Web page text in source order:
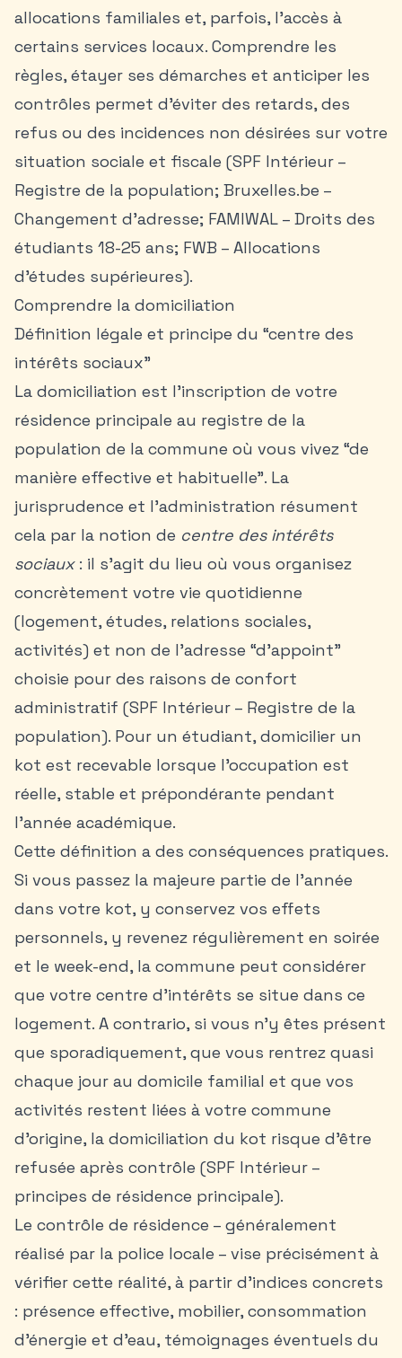
allocations familiales et, parfois, l’accès à
certains services locaux. Comprendre les
règles, étayer ses démarches et anticiper les
contrôles permet d’éviter des retards, des
refus ou des incidences non désirées sur votre
situation sociale et fiscale (SPF Intérieur –
Registre de la population; Bruxelles.be –
Changement d’adresse; FAMIWAL – Droits des
étudiants 18-25 ans; FWB – Allocations
d’études supérieures).
Comprendre la domiciliation
Définition légale et principe du “centre des
intérêts sociaux”
La domiciliation est l’inscription de votre
résidence principale au registre de la
population de la commune où vous vivez “de
manière effective et habituelle”. La
jurisprudence et l’administration résument
cela par la notion de centre des intérêts
sociaux: il s’agit du lieu où vous organisez
concrètement votre vie quotidienne
(logement, études, relations sociales,
activités) et non de l’adresse “d’appoint”
choisie pour des raisons de confort
administratif (SPF Intérieur – Registre de la
population). Pour un étudiant, domicilier un
kot est recevable lorsque l’occupation est
réelle, stable et prépondérante pendant
l’année académique.
Cette définition a des conséquences pratiques.
Si vous passez la majeure partie de l’année
dans votre kot, y conservez vos effets
personnels, y revenez régulièrement en soirée
et le week-end, la commune peut considérer
que votre centre d’intérêts se situe dans ce
logement. A contrario, si vous n’y êtes présent
que sporadiquement, que vous rentrez quasi
chaque jour au domicile familial et que vos
activités restent liées à votre commune
d’origine, la domiciliation du kot risque d’être
refusée après contrôle (SPF Intérieur –
principes de résidence principale).
Le contrôle de résidence – généralement
réalisé par la police locale – vise précisément à
vérifier cette réalité, à partir d’indices concrets
: présence effective, mobilier, consommation
d’énergie et d’eau, témoignages éventuels du